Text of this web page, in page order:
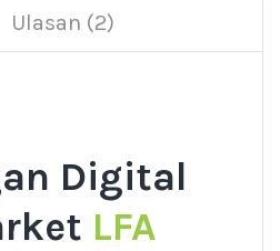
Ulasan (2)
Digital
LFA